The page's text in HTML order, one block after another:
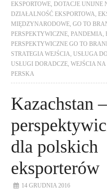
EKSPORTOWE ,DOTACJE UNIJNE
DZIAŁALNOŚĆ EKSPORTOWA ,
MIĘDZYNARODOWE ,GO TO
PERSPEKTYWICZNE ,PANDEMIA ,
PERSPEKTYWICZNE GO TO
STRATEGIA WEJŚCIA ,USŁUGA
USŁUGI DORADCZE ,WEJŚCIA
PERSKA
Kazachstan –
dla polskich
eksporterów
14 GRUDNIA 2016